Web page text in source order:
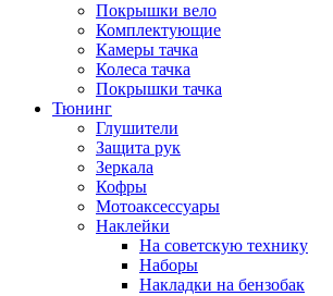
Покрышки вело
Комплектующие
Камеры тачка
Колеса тачка
Покрышки тачка
Тюнинг
Глушители
Защита рук
Зеркала
Кофры
Мотоаксессуары
Наклейки
На советскую технику
Наборы
Накладки на бензобак